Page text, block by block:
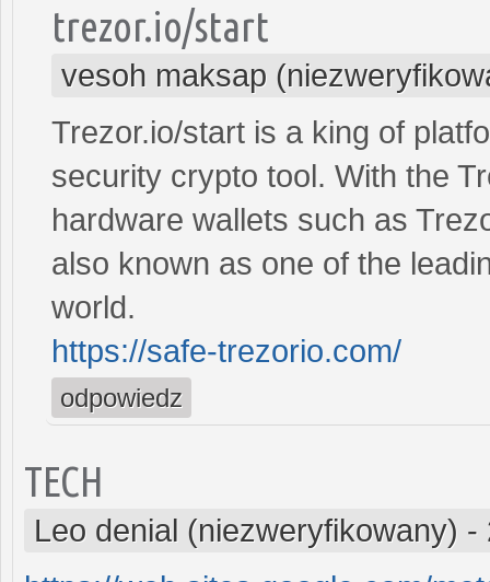
trezor.io/start
vesoh maksap
Trezor.io/start is a king of
security crypto tool. With the
hardware wallets such as
also known as one of the
world.
https://safe-trezorio.com/
odpowiedz
TECH
Leo denial (niezweryfikowany) -